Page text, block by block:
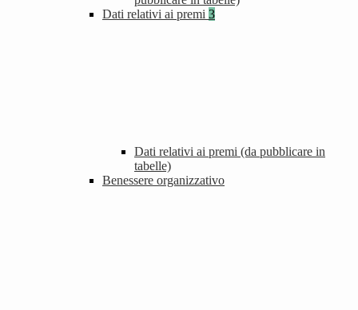
Dati relativi ai premi 3
Dati relativi ai premi (da pubblicare in
tabelle)
Benessere organizzativo